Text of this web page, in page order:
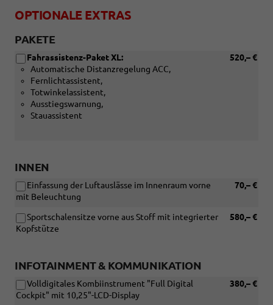
OPTIONALE EXTRAS
PAKETE
520,– €
Fahrassistenz-Paket XL:
Automatische Distanzregelung ACC,
Fernlichtassistent,
Totwinkelassistent,
Ausstiegswarnung,
Stauassistent
INNEN
70,– €
Einfassung der Luftauslässe im Innenraum vorne
mit Beleuchtung
580,– €
Sportschalensitze vorne aus Stoff mit integrierter
Kopfstütze
INFOTAINMENT & KOMMUNIKATION
380,– €
Volldigitales Kombiinstrument "Full Digital
Cockpit" mit 10,25"-LCD-Display